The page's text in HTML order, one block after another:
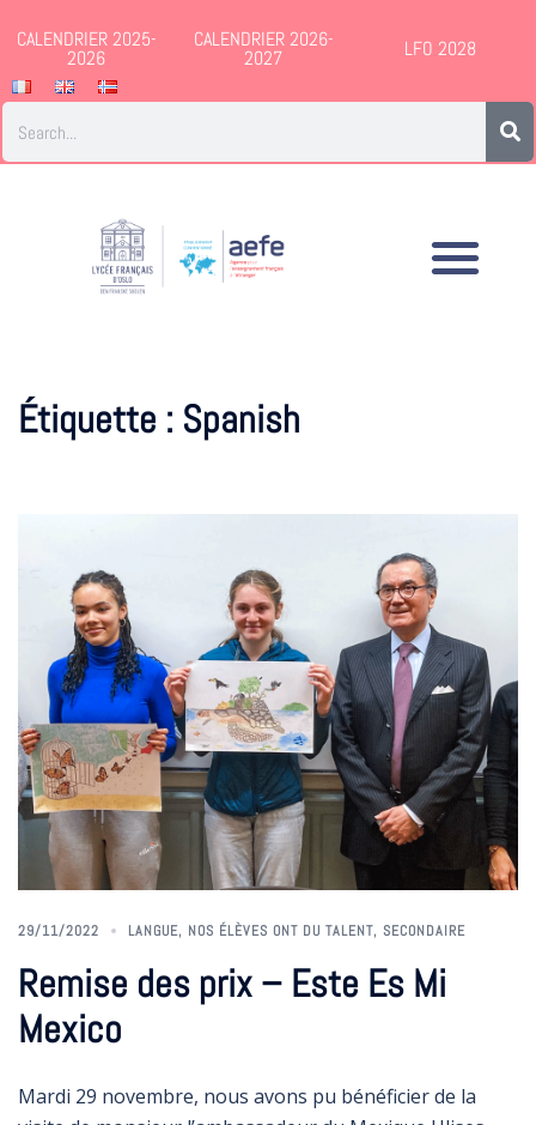
CALENDRIER 2025-
2026
CALENDRIER 2026-
2027 LFO 2028
Étiquette : Spanish
29/11/2022 LANGUE, NOS ÉLÈVES ONT DU TALENT, SECONDAIRE
Remise des prix – Este Es Mi
Mexico
Mardi 29 novembre, nous avons pu bénéficier de la